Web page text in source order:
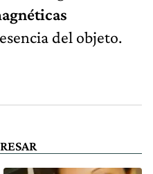
del objeto.